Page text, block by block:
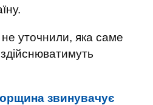
уточнили, яка саме
звинувачує